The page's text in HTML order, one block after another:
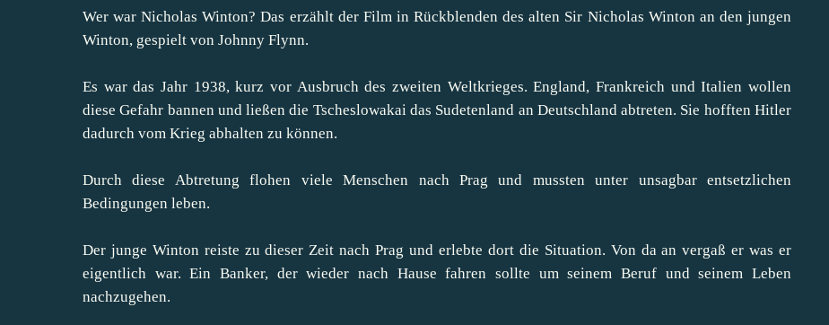
Wer war Nicholas Winton? Das erzählt der Film in Rückblenden des alten Sir Nicholas Winton an den jungen
Winton, gespielt von Johnny Flynn.
Es war das Jahr 1938, kurz vor Ausbruch des zweiten Weltkrieges. England, Frankreich und Italien wollen
diese Gefahr bannen und ließen die Tscheslowakai das Sudetenland an Deutschland abtreten. Sie hofften Hitler
dadurch vom Krieg abhalten zu können.
Durch diese Abtretung flohen viele Menschen nach Prag und mussten unter unsagbar entsetzlichen
Bedingungen leben.
Der junge Winton reiste zu dieser Zeit nach Prag und erlebte dort die Situation. Von da an vergaß er was er
eigentlich war. Ein Banker, der wieder nach Hause fahren sollte um seinem Beruf und seinem Leben
nachzugehen.